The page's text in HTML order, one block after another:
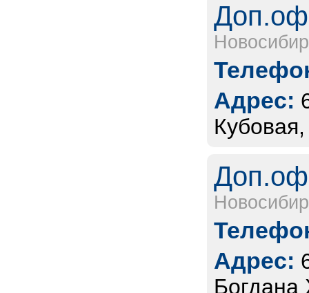
Адрес:
Адрес:
Богдана